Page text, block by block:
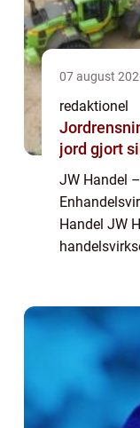
07 august
redaktionel
jord gjort
JW Handel
Handel JW